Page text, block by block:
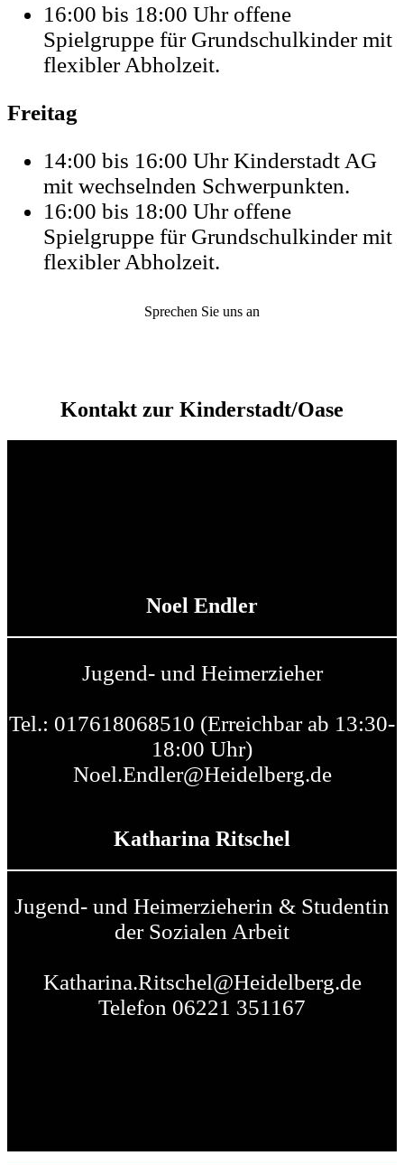
16:00 bis 18:00 Uhr offene
Spielgruppe für Grundschulkinder mit
flexibler Abholzeit.
Freitag
14:00 bis 16:00 Uhr Kinderstadt AG
mit wechselnden Schwerpunkten.
16:00 bis 18:00 Uhr offene
Spielgruppe für Grundschulkinder mit
flexibler Abholzeit.
Sprechen Sie uns an
Kontakt zur Kinderstadt/Oase
Noel Endler
Jugend- und Heimerzieher
Tel.: 017618068510 (Erreichbar ab 13:30-
18:00 Uhr)
Noel.Endler@Heidelberg.de
Katharina Ritschel
Jugend- und Heimerzieherin & Studentin
der Sozialen Arbeit
Katharina.Ritschel@Heidelberg.de
Telefon 06221 351167